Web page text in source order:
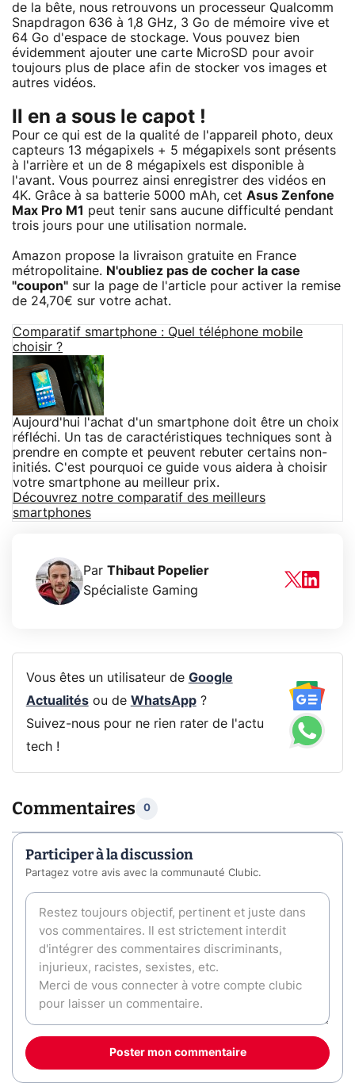
de la bête, nous retrouvons un processeur Qualcomm
Snapdragon 636 à 1,8 GHz, 3 Go de mémoire vive et
64 Go d'espace de stockage. Vous pouvez bien
évidemment ajouter une carte MicroSD pour avoir
toujours plus de place afin de stocker vos images et
autres vidéos.
Il en a sous le capot !
Pour ce qui est de la qualité de l'appareil photo, deux
capteurs 13 mégapixels + 5 mégapixels sont présents
à l'arrière et un de 8 mégapixels est disponible à
l'avant. Vous pourrez ainsi enregistrer des vidéos en
4K. Grâce à sa batterie 5000 mAh, cet Asus Zenfone
Max Pro M1
peut tenir sans aucune difficulté pendant
trois jours pour une utilisation normale.
Amazon propose la livraison gratuite en France
métropolitaine. N'oubliez pas de cocher la case
"coupon" sur la page de l'article pour activer la remise
de 24,70€ sur votre achat.
Comparatif smartphone : Quel téléphone mobile
choisir ?
Aujourd'hui l'achat d'un smartphone doit être un choix
réfléchi. Un tas de caractéristiques techniques sont à
prendre en compte et peuvent rebuter certains non-
initiés. C'est pourquoi ce guide vous aidera à choisir
votre smartphone au meilleur prix.
Découvrez notre comparatif des meilleurs
smartphones
Par Thibaut Popelier
Spécialiste Gaming
Vous êtes un utilisateur de Google
Actualitésou de WhatsApp?
Suivez-nous pour ne rien rater de l'actu
tech !
Commentaires 0
Participer à la discussion
Partagez votre avis avec la communauté Clubic.
Poster mon commentaire